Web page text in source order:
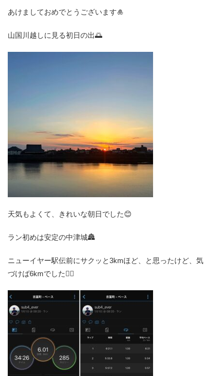
あけましておめでとうございます🎍
山国川越しに見る初日の出🌅
天気もよくて、きれいな朝日でした😊
ラン初めは安定の中津城🏯
ニューイヤー駅伝前にサクッと3kmほど、と思ったけど、気
づけば6kmでした🏃‍♀️